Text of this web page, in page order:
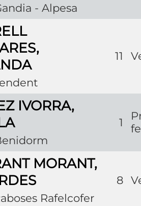
- Alpesa
11
IVORRA,
1
MORANT,
Rafelcofer
8